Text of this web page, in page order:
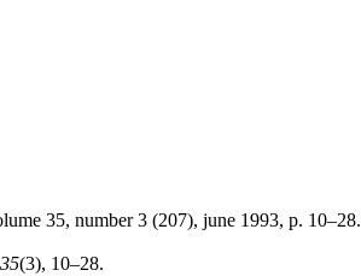
35, number 3 (207), june 1993, p. 10–28.
35(3), 10–28.